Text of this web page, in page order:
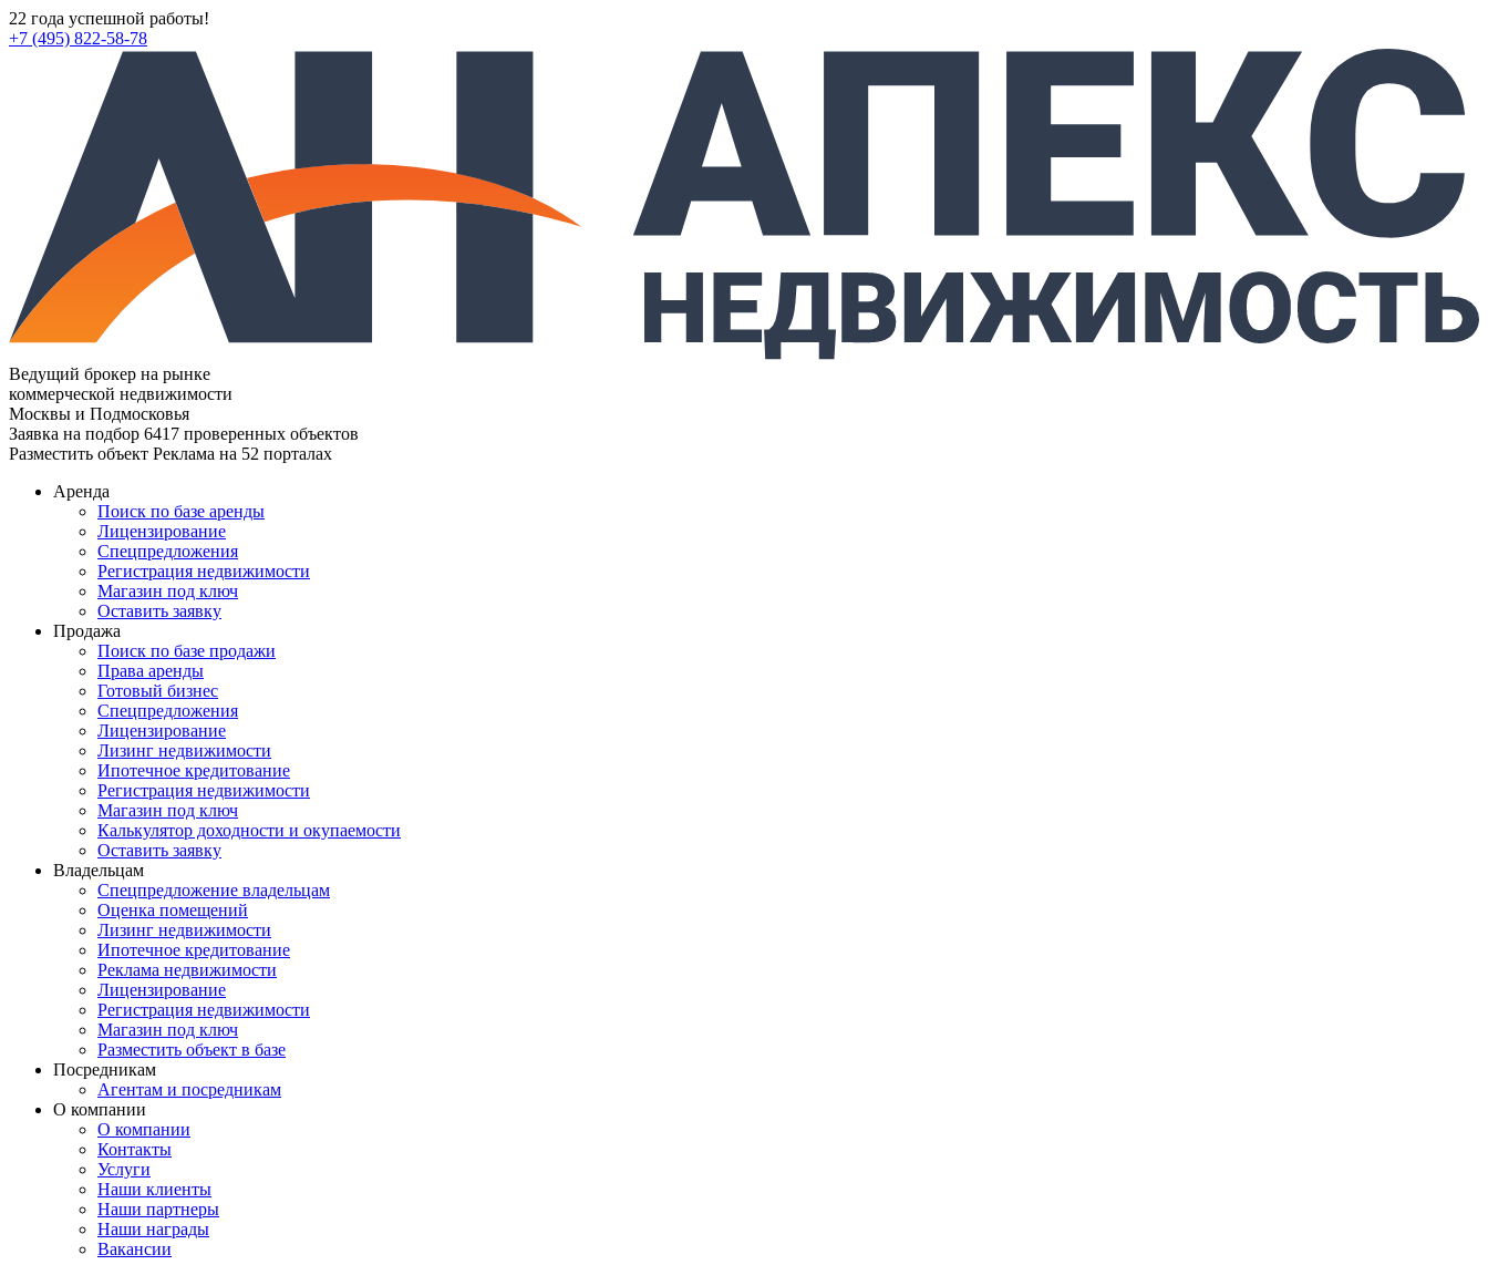
22 года успешной работы!
+7 (495) 822-58-78
Ведущий брокер на рынке
коммерческой недвижимости
Москвы и Подмосковья
Заявка на подбор 6417 проверенных объектов
Разместить объект Реклама на 52 порталах
Аренда
Поиск по базе аренды
Лицензирование
Спецпредложения
Регистрация недвижимости
Магазин под ключ
Оставить заявку
Продажа
Поиск по базе продажи
Права аренды
Готовый бизнес
Спецпредложения
Лицензирование
Лизинг недвижимости
Ипотечное кредитование
Регистрация недвижимости
Магазин под ключ
Калькулятор доходности и окупаемости
Оставить заявку
Владельцам
Спецпредложение владельцам
Оценка помещений
Лизинг недвижимости
Ипотечное кредитование
Реклама недвижимости
Лицензирование
Регистрация недвижимости
Магазин под ключ
Разместить объект в базе
Посредникам
Агентам и посредникам
О компании
О компании
Контакты
Услуги
Наши клиенты
Наши партнеры
Наши награды
Вакансии